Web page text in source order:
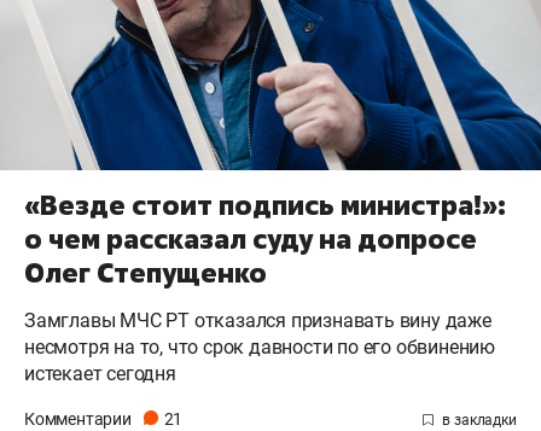
«Везде стоит подпись министра!»:
о чем рассказал суду на допросе
Олег Степущенко
Замглавы МЧС РТ отказался признавать вину даже
несмотря на то, что срок давности по его обвинению
истекает сегодня
Комментарии 21